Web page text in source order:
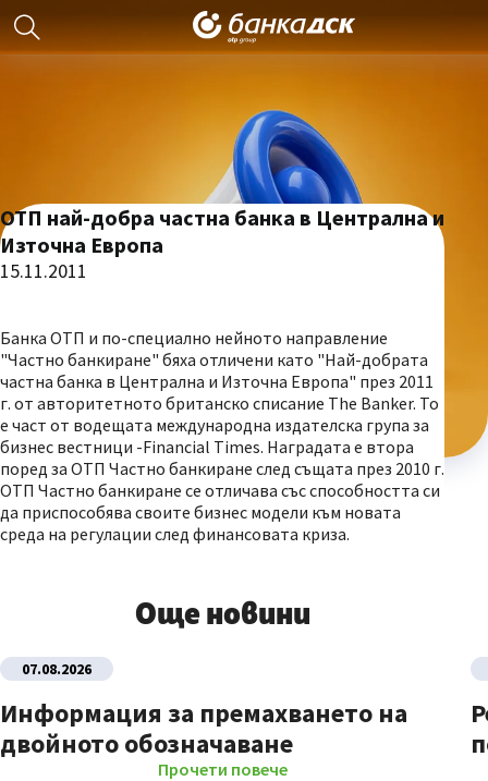
ОТП най-добра частна банка в Централна и
Източна Европа
15.11.2011
Банка ОТП и по-специално нейното направление
"Частно банкиране" бяха отличени като "Най-добрата
частна банка в Централна и Източна Европа" през 2011
г. от авторитетното британско списание The Banker. То
е част от водещата международна издателска група за
бизнес вестници -Financial Times. Наградата е втора
поред за ОТП Частно банкиране след същата през 2010 г.
ОТП Частно банкиране се отличава със способността си
да приспособява своите бизнес модели към новата
среда на регулации след финансовата криза.
Още новини
07.08.2026
Информация за премахването на
двойното обозначаване
Прочети повече